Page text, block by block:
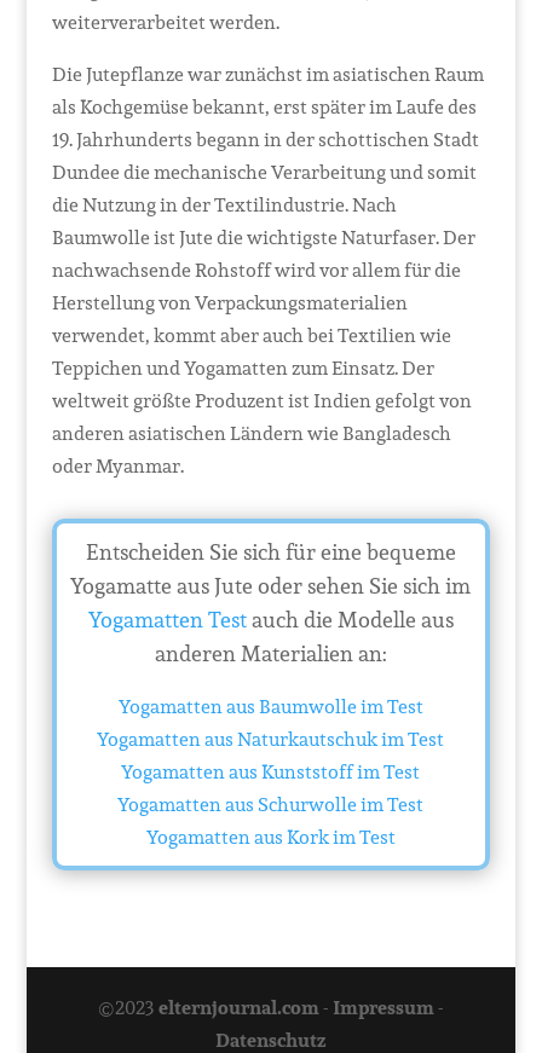
weiterverarbeitet werden.
Die Jutepflanze war zunächst im asiatischen Raum
als Kochgemüse bekannt, erst später im Laufe des
19. Jahrhunderts begann in der schottischen Stadt
Dundee die mechanische Verarbeitung und somit
die Nutzung in der Textilindustrie. Nach
Baumwolle ist Jute die wichtigste Naturfaser. Der
nachwachsende Rohstoff wird vor allem für die
Herstellung von Verpackungsmaterialien
verwendet, kommt aber auch bei Textilien wie
Teppichen und Yogamatten zum Einsatz. Der
weltweit größte Produzent ist Indien gefolgt von
anderen asiatischen Ländern wie Bangladesch
oder Myanmar.
Entscheiden Sie sich für eine bequeme
Yogamatte aus Jute oder sehen Sie sich im
Yogamatten Testauch die Modelle aus
anderen Materialien an:
Yogamatten aus Baumwolle im Test
Yogamatten aus Naturkautschuk im Test
Yogamatten aus Kunststoff im Test
Yogamatten aus Schurwolle im Test
Yogamatten aus Kork im Test
©2023elternjournal.com- Impressum-
Datenschutz